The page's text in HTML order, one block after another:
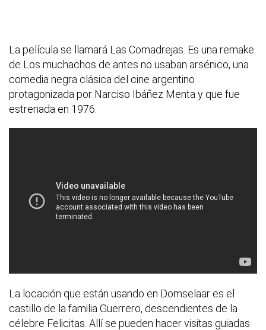
La película se llamará Las Comadrejas. Es una remake
de Los muchachos de antes no usaban arsénico, una
comedia negra clásica del cine argentino
protagonizada por Narciso Ibáñez Menta y que fue
estrenada en 1976.
La locación que están usando en Domselaar es el
castillo de la familia Guerrero, descendientes de la
célebre Felicitas. Allí se pueden hacer visitas guiadas